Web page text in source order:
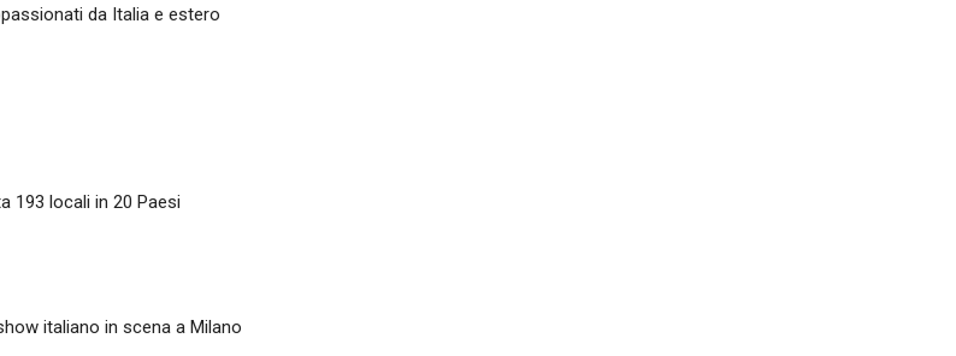
da Italia e estero
193 locali in 20 Paesi
italiano in scena a Milano